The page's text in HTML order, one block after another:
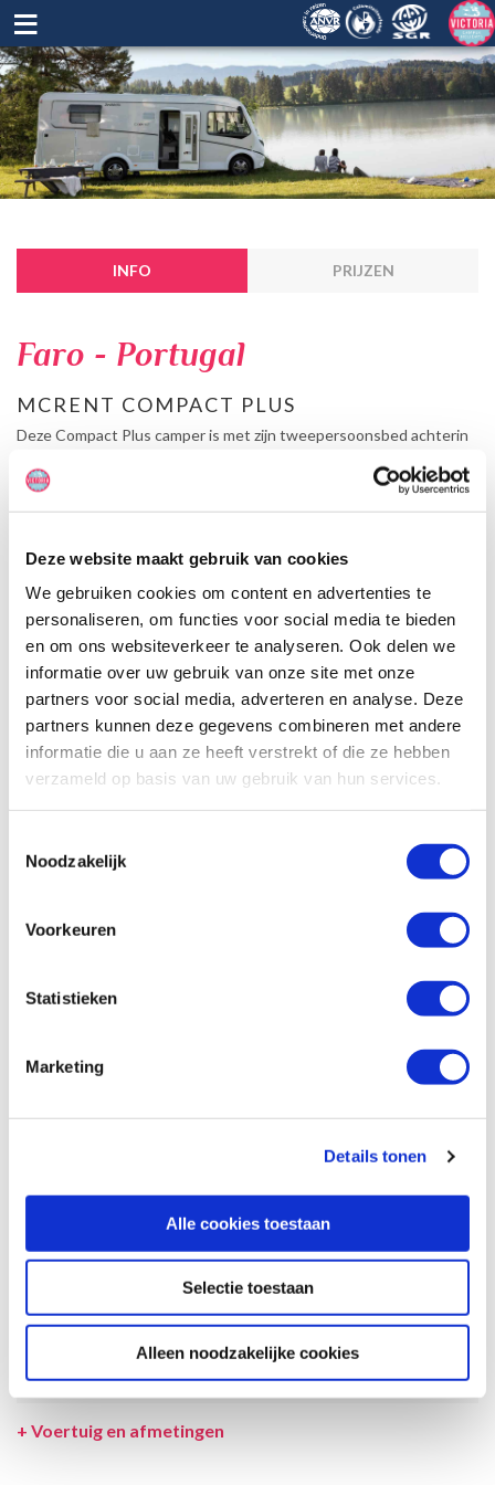
Deze website maakt gebruik van cookies
We gebruiken cookies om content en advertenties te
personaliseren, om functies voor social media te bieden
en om ons websiteverkeer te analyseren. Ook delen we
informatie over uw gebruik van onze site met onze
partners voor social media, adverteren en analyse. Deze
partners kunnen deze gegevens combineren met andere
informatie die u aan ze heeft verstrekt of die ze hebben
verzameld op basis van uw gebruik van hun services.
Noodzakelijk
Voorkeuren
Statistieken
Marketing
Details tonen
Alle cookies toestaan
Selectie toestaan
Alleen noodzakelijke cookies
≡
INFO PRIJZEN
Faro - Portugal
MCRENT COMPACT PLUS
Deze Compact Plus camper is met zijn tweepersoonsbed achterin
badkamer is deze camper van alle gemakken voorzien. McRent
garandeert het aantal stoelen en slaapplaatsen, maar verder geen
slechts ter illustratie. De aangegeven hoeveelheid bedden is geen
garantie dat de maximale bezetting voldoende comfortabel is.
beschrijving en tekeningen en ook tussentijds gewijzigd worden.
INCLUSIEF/EXCLUSIEF
VOORWAARDEN
SPECIALS
LEVERANCIER
+ Voertuig en afmetingen